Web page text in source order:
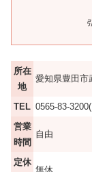
所在
地
愛知県豊田市
TEL 0565-83-
営業
時間
自由
定休
無休